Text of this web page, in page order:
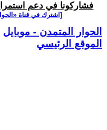
فشاركونا في دعم
[اشترك في قناة
الحوار المتمدن - موبايل
الموقع الرئيسي